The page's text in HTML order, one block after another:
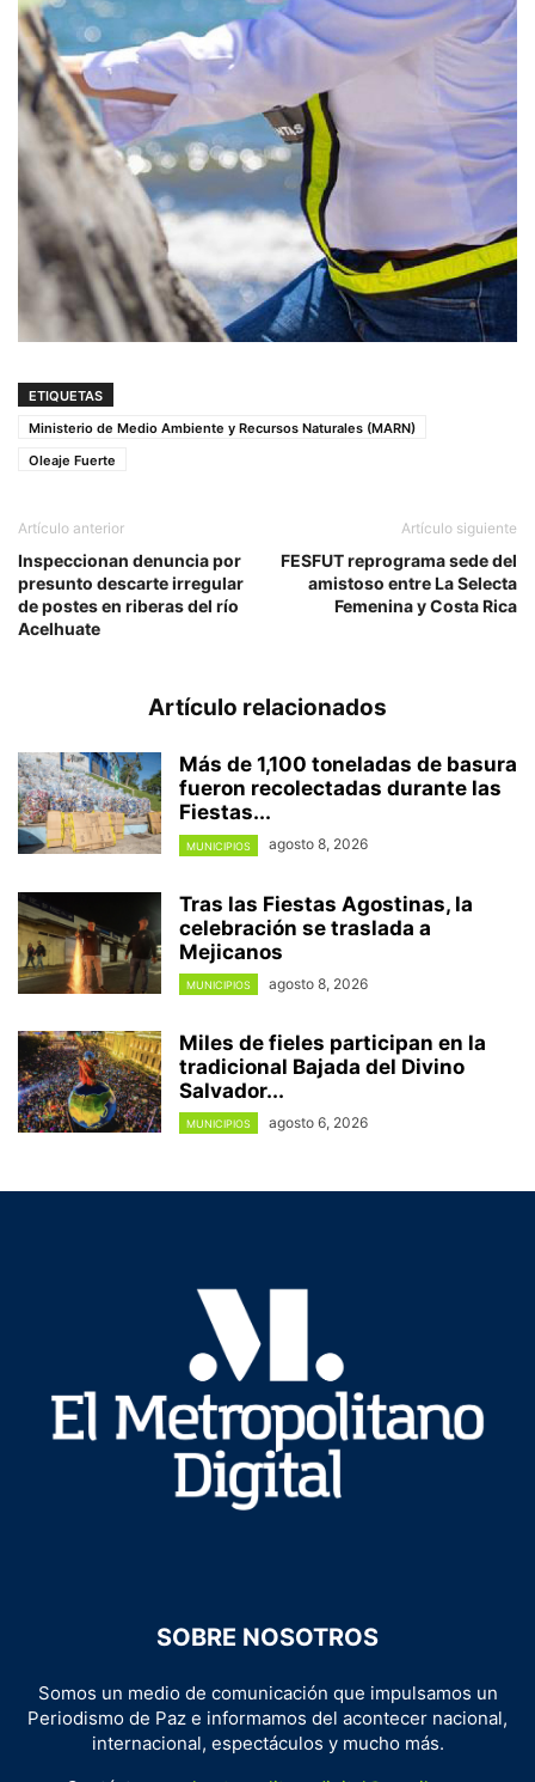
ETIQUETAS
Ministerio de Medio Ambiente y Recursos Naturales (MARN)
Oleaje Fuerte
Artículo anterior
Inspeccionan denuncia por
presunto descarte irregular
de postes en riberas del río
Acelhuate
Artículo siguiente
FESFUT reprograma sede del
amistoso entre La Selecta
Femenina y Costa Rica
Artículo relacionados
Más de 1,100 toneladas de basura
fueron recolectadas durante las
Fiestas...
MUNICIPIOS agosto 8, 2026
Tras las Fiestas Agostinas, la
celebración se traslada a
Mejicanos
MUNICIPIOS agosto 8, 2026
Miles de fieles participan en la
tradicional Bajada del Divino
Salvador...
MUNICIPIOS agosto 6, 2026
SOBRE NOSOTROS
Somos un medio de comunicación que impulsamos un
Periodismo de Paz e informamos del acontecer nacional,
internacional, espectáculos y mucho más.